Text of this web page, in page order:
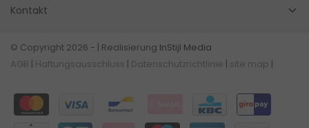
Kontakt
© Copyright 2026 - | Realisierung InStijl Media
AGB
Haftungsausschluss Datenschutzrichtlinie site map